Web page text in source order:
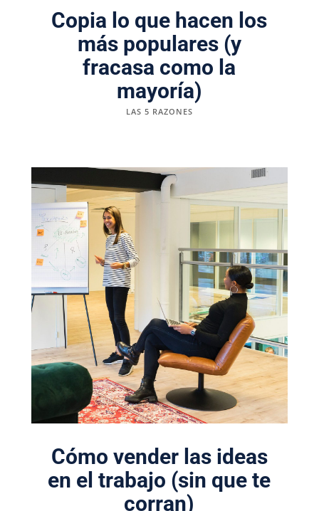
Copia lo que hacen los
más populares (y
fracasa como la
mayoría)
LAS 5 RAZONES
Cómo vender las ideas
en el trabajo (sin que te
corran)